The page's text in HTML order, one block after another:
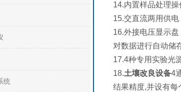
统
14.内置样品处理
15.交直流两用供
16.外接电压显示
对数据进行自动储
17.4种专用实验光
18.土壤改良设备4
结果精度,并设有每